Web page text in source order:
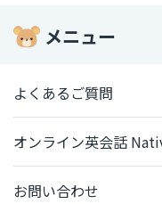
メニュー
よくあるご質問
オンライン英会話
お問い合わせ